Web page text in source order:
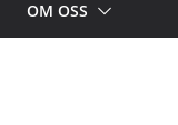
OM OSS